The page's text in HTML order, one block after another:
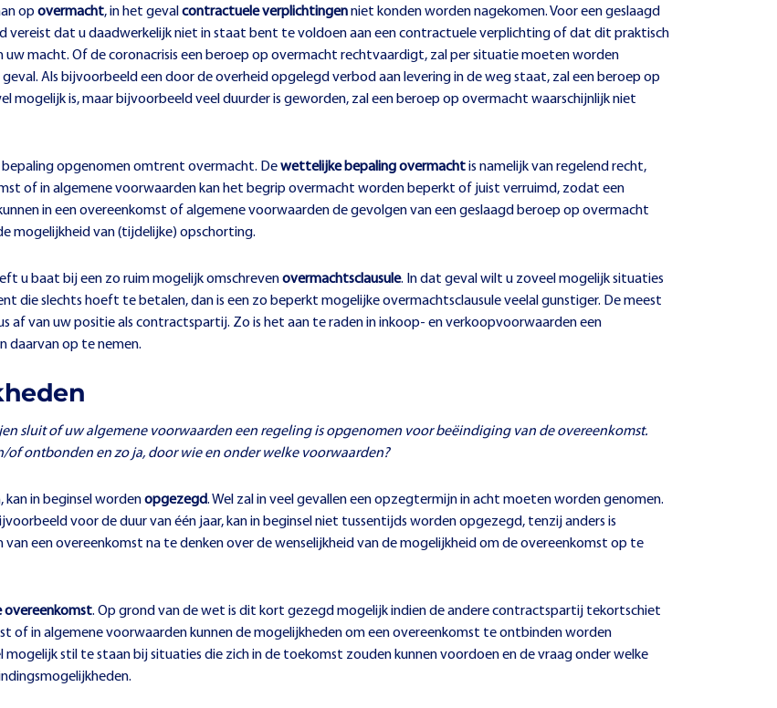
op overmacht, in het geval contractuele verplichtingenniet konden worden nagekomen. Voor een geslaagd
dat u daadwerkelijk niet in staat bent te voldoen aan een contractuele verplichting of dat dit praktisch
macht. Of de coronacrisis een beroep op overmacht rechtvaardigt, zal per situatie moeten worden
Als bijvoorbeeld een door de overheid opgelegd verbod aan levering in de weg staat, zal een beroep op
mogelijk is, maar bijvoorbeeld veel duurder is geworden, zal een beroep op overmacht waarschijnlijk niet
bepaling opgenomen omtrent overmacht. Dewettelijke bepaling overmachtis namelijk van regelend recht,
of in algemene voorwaarden kan het begrip overmacht worden beperkt of juist verruimd, zodat een
in een overeenkomst of algemene voorwaarden de gevolgen van een geslaagd beroep op overmacht
mogelijkheid van (tijdelijke) opschorting.
u baat bij een zo ruim mogelijk omschrevenovermachtsclausule. In dat geval wilt u zoveel mogelijk situaties
die slechts hoeft te betalen, dan is een zo beperkt mogelijke overmachtsclausule veelal gunstiger. De meest
af van uw positie als contractspartij. Zo is het aan te raden in inkoop- en verkoopvoorwaarden een
daarvan op te nemen.
sluit of uw algemene voorwaarden een regeling is opgenomen voor beëindiging van de overeenkomst.
ontbonden en zo ja, door wie en onder welke voorwaarden?
kan in beginsel wordenopgezegd. Wel zal in veel gevallen een opzegtermijn in acht moeten worden genomen.
voor de duur van één jaar, kan in beginsel niet tussentijds worden opgezegd, tenzij anders is
een overeenkomst na te denken over de wenselijkheid van de mogelijkheid om de overeenkomst op te
overeenkomst. Op grond van de wet is dit kort gezegd mogelijk indien de andere contractspartij tekortschiet
of in algemene voorwaarden kunnen de mogelijkheden om een overeenkomst te ontbinden worden
stil te staan bij situaties die zich in de toekomst zouden kunnen voordoen en de vraag onder welke